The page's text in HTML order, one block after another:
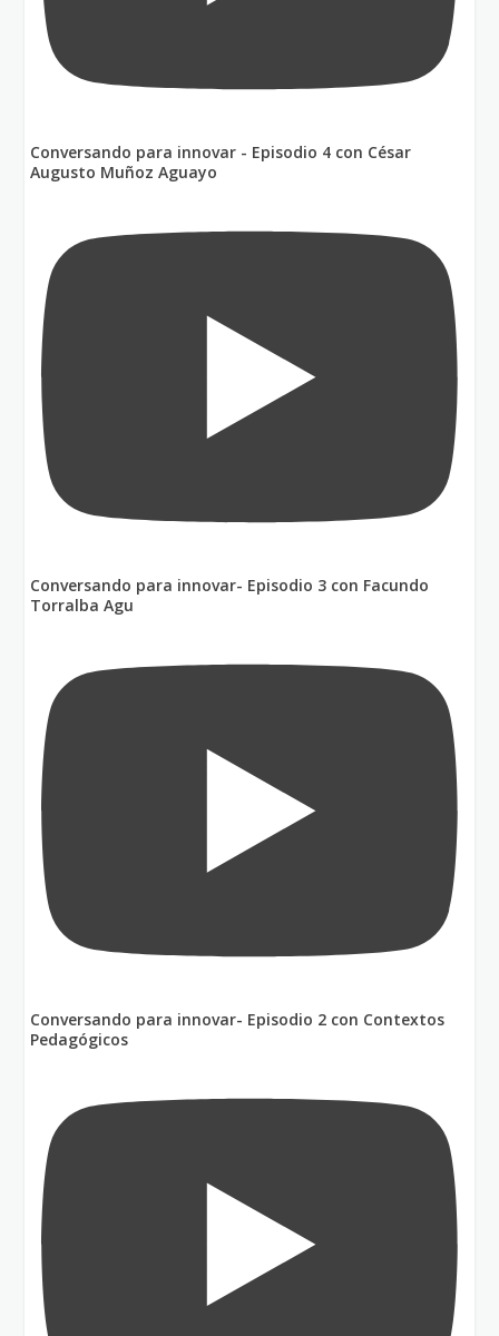
Conversando para innovar - Episodio 4 con César
Augusto Muñoz Aguayo
Conversando para innovar- Episodio 3 con Facundo
Torralba Agu
Conversando para innovar- Episodio 2 con Contextos
Pedagógicos